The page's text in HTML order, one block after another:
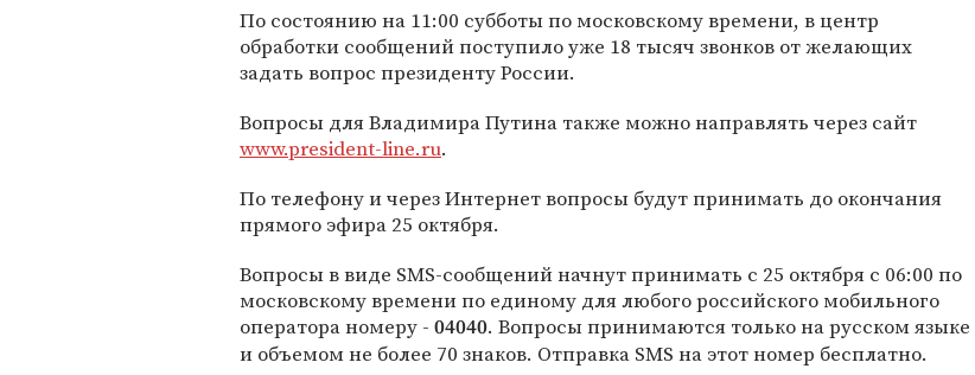
По состоянию на 11:00 субботы по московскому времени, в центр
обработки сообщений поступило уже 18 тысяч звонков от желающих
задать вопрос президенту России.
Вопросы для Владимира Путина также можно направлять через сайт
www.president-line.ru.
По телефону и через Интернет вопросы будут принимать до окончания
прямого эфира 25 октября.
Вопросы в виде SMS-сообщений начнут принимать с 25 октября с 06:00 по
московскому времени по единому для любого российского мобильного
оператора номеру - 04040. Вопросы принимаются только на русском языке
и объемом не более 70 знаков. Отправка SMS на этот номер бесплатно.